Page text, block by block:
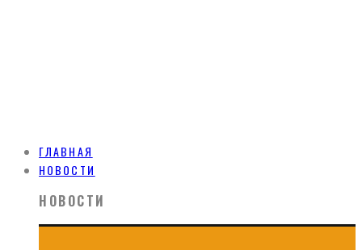
ГЛАВНАЯ
НОВОСТИ
НОВОСТИ